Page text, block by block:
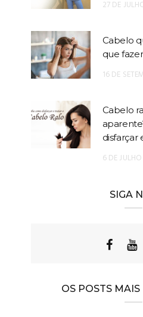
27 DE
Cabelo
que
16 DE
Cabelo
disfarçar
6 DE
SIGA
OS POSTS